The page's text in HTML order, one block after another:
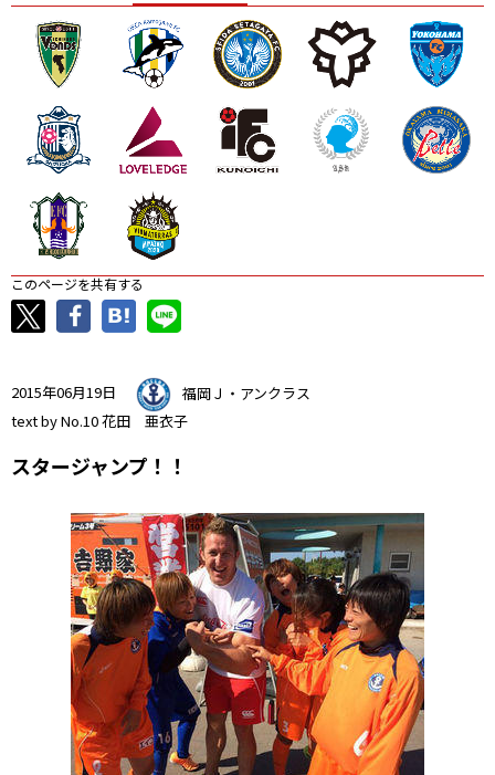
ニッパツ 名古屋 静岡 愛媛Ｌ
このページを共有する
2015年06月19日
福岡Ｊ・アンクラス
text by No.10 花田 亜衣子
スタージャンプ！！